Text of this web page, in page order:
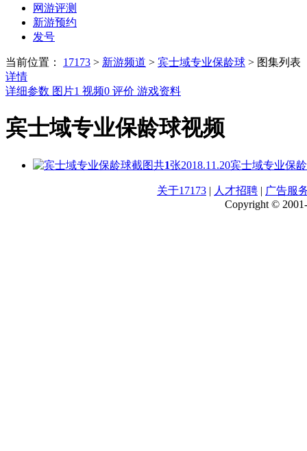
网游评测
新游预约
发号
当前位置： 17173 > 新游频道 > 宾士域专业保龄球 > 图集列表
详情
详细参数 图片1 视频0 评价 游戏资料
宾士域专业保龄球视频
共1张2018.11.20宾士域专业保
关于17173 | 人才招聘 | 广告服
Copyright ©